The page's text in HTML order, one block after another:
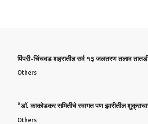
पिंपरी-चिंचवड शहरातील सर्व १३ जलतरण तलाव
Others
“डॉ. काकोडकर समितीचे स्वागत पण झारीतील
Others